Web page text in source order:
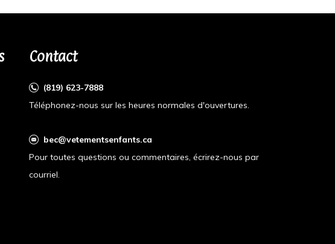
Contact
(819) 623-7888
Téléphonez-nous sur les heures normales d'ouvertures.
bec@vetementsenfants.ca
Pour toutes questions ou commentaires, écrirez-nous par
courriel.